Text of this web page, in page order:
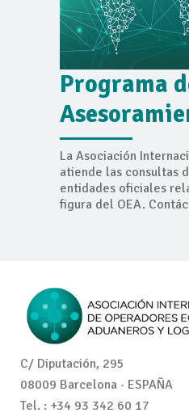
Programa
La Asociación
atiende las consultas
entidades oficiales
figura del OEA.
C/ Diputación, 295
08009 Barcelona · ESPAÑA
Tel. : +34 93 342 60 17